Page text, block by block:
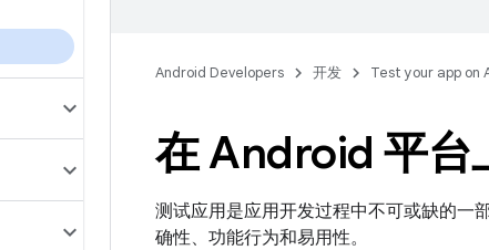
Android Developers 开发 Test your app on
在 Android 平台
测试应用是应用开发过程中不可或缺的一
确性、功能行为和易用性。